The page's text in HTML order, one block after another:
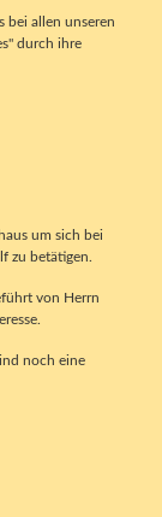
bei allen unseren
durch ihre
um sich bei
zu betätigen.
von Herrn
noch eine